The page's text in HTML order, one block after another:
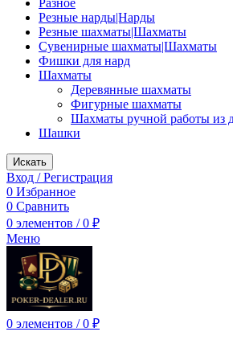
Резные нарды|Нарды
Резные шахматы|Шахматы
Сувенирные шахматы|Шахматы
Фишки для нард
Шахматы
Деревянные шахматы
Фигурные шахматы
Шахматы ручной работы из
Шашки
Искать
Вход / Регистрация
0 Избранное
0 Сравнить
0 элементов / 0 ₽
Меню
0 элементов / 0 ₽